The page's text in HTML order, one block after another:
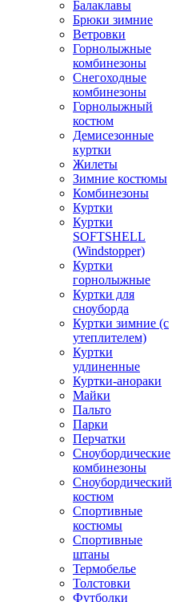
Балаклавы
Брюки зимние
Ветровки
Горнолыжные
комбинезоны
Снегоходные
комбинезоны
Горнолыжный
костюм
Демисезонные
куртки
Жилеты
Зимние костюмы
Комбинезоны
Куртки
Куртки
SOFTSHELL
(Windstopper)
Куртки
горнолыжные
Куртки для
сноуборда
Куртки зимние (с
утеплителем)
Куртки
удлиненные
Куртки-анораки
Майки
Пальто
Парки
Перчатки
Сноубордические
комбинезоны
Сноубордический
костюм
Спортивные
костюмы
Спортивные
штаны
Термобелье
Толстовки
Футболки